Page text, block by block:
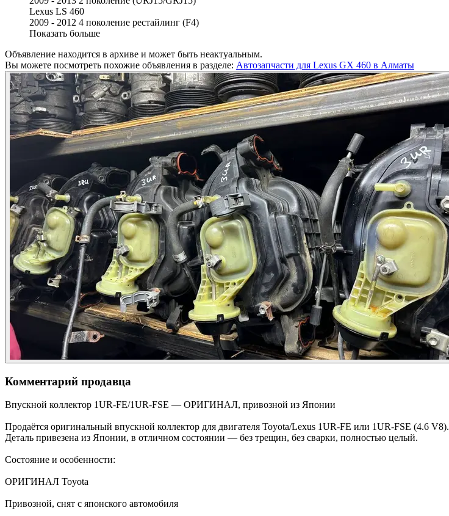
Lexus LS 460
2009 - 2012 4 поколение рестайлинг (F4)
Показать больше
Объявление находится в архиве и может быть неактуальным.
Вы можете посмотреть похожие объявления в разделе: Автозапчасти для Lexus GX 460 в Алматы
Комментарий продавца
Впускной коллектор 1UR-FE/1UR-FSE — ОРИГИНАЛ, привозной из Японии
Продаётся оригинальный впускной коллектор для двигателя Toyota/Lexus 1UR-FE или 1UR-FSE (4.6 V8).
Деталь привезена из Японии, в отличном состоянии — без трещин, без сварки, полностью целый.
Состояние и особенности:
ОРИГИНАЛ Toyota
Привозной, снят с японского автомобиля